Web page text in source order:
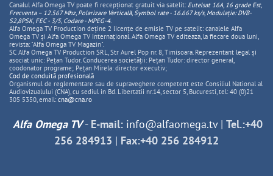
Canalul Alfa Omega TV poate fi recepționat gratuit via satelit: Eutelsat 16A, 16 grade Est,
Frecventa – 12.567 Mhz, PolarizareVerticală, Symbol rate - 16.667 ks/s, Modulație: DVB-
S2,8PSK, FEC - 3/5, Codare - MPEG-4.
Alfa Omega TV Production deține 2 licențe de emisie TV pe satelit: canalele Alfa
Omega TV și Alfa Omega TV Internațional. Alfa Omega TV editeaza, la fiecare doua luni,
revista: "Alfa Omega TV Magazin".
SC Alfa Omega TV Production SRL, Str Aurel Pop nr. 8, Timisoara. Reprezentant legal și
asociat unic: Pețan Tudor. Conducerea societății: Pețan Tudor: director general,
coodonator programe; Pețan Mirela: director executiv;
Cod de conduită profesională
Organismul de reglementare sau de supraveghere competent este Consiliul National al
Audiovizualului (CNA), cu sediul in Bd. Libertatii nr.14, sector 5, Bucuresti, tel: 40 (0)21
305 5350, email: cna@cna.ro
Alfa Omega TV- E-mail: info@alfaomega.tv| Tel.:+40
256 284913 | Fax:+40 256 284912